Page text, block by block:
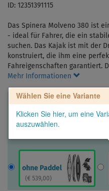
ID: 12351391115
Das Spinera Molveno 380 ist
- ideal für Fahrer, die ein
suchen. Das Kajak ist mit der
konstruiert, die ihm eine
Fahreigenschaften garantiert.
Mehr Informationen
Wählen Sie eine Variante
Klicken Sie hier, um eine
auszuwählen.
ohne Paddel
( € 539,00)